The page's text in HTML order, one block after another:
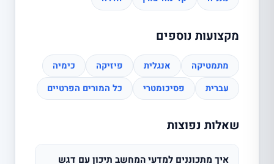
מקצועות נוספים
מתמטיקה אנגלית פיזיקה
כימיה
עברית
פסיכומטרי כל המורים הפרטיים
שאלות נפוצות
איך מתכוננים למדעי המחשב תיכון עם דגש